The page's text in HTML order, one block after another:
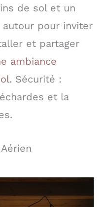
de sol et un
pour inviter
et partager
ambiance
. Sécurité :
et la